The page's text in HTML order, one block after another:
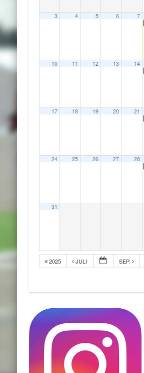
3 4 5 6 7
10 11 12 13 14
17 18 19 20 21
24 25 26 27 28
31
2025 JULI SEP.